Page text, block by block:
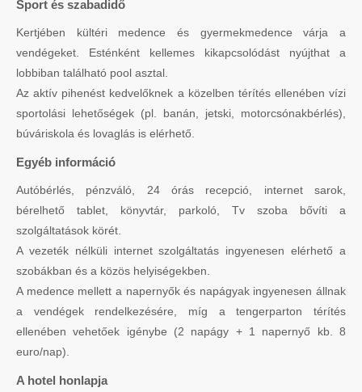
Sport és szabadidő
Kertjében kültéri medence és gyermekmedence várja a
vendégeket. Esténként kellemes kikapcsolódást nyújthat a
lobbiban található pool asztal.
Az aktív pihenést kedvelőknek a közelben térítés ellenében vízi
sportolási lehetőségek (pl. banán, jetski, motorcsónakbérlés),
búváriskola és lovaglás is elérhető.
Egyéb információ
Autóbérlés, pénzváló, 24 órás recepció, internet sarok,
bérelhető tablet, könyvtár, parkoló, Tv szoba bővíti a
szolgáltatások körét.
A vezeték nélküli internet szolgáltatás ingyenesen elérhető a
szobákban és a közös helyiségekben.
A medence mellett a napernyők és napágyak ingyenesen állnak
a vendégek rendelkezésére, míg a tengerparton térítés
ellenében vehetőek igénybe (2 napágy + 1 napernyő kb. 8
euro/nap).
A hotel honlapja